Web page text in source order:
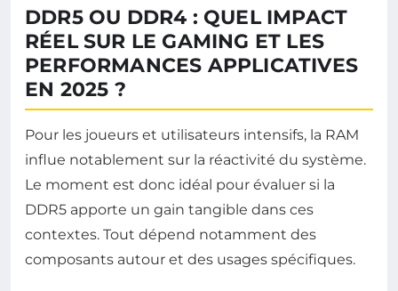
DDR5 OU DDR4 : QUEL IMPACT
RÉEL SUR LE GAMING ET LES
PERFORMANCES APPLICATIVES
EN 2025 ?
Pour les joueurs et utilisateurs intensifs, la RAM
influe notablement sur la réactivité du système.
Le moment est donc idéal pour évaluer si la
DDR5 apporte un gain tangible dans ces
contextes. Tout dépend notamment des
composants autour et des usages spécifiques.